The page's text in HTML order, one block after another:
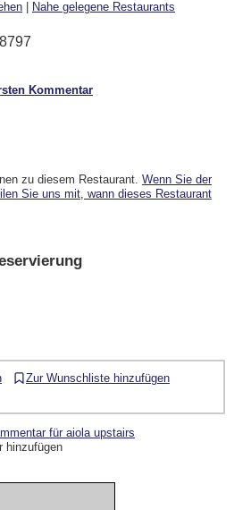
| Nahe gelegene Restaurants
Kommentar
zu diesem Restaurant. Wenn Sie der
Sie uns mit, wann dieses Restaurant
Zur Wunschliste hinzufügen
für aiola upstairs
hinzufügen